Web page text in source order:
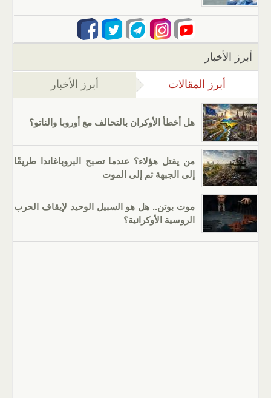
أبرز الأخبار
أبرز المقالات (علامة التبويب النشطة)
أبرز الأخبار
هل أخطأ الأوكران بالتحالف مع أوروبا والناتو؟
من يقتل هؤلاء؟ عندما تصبح البروباغاندا طريقًا
إلى الجبهة ثم إلى الموت
موت بوتن.. هل هو السبيل الوحيد لإيقاف الحرب
الروسية الأوكرانية؟